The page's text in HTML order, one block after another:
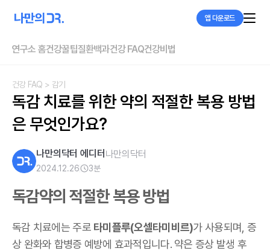
앱 다운로드
연구소 홈건강꿀팁질환백과건강 FAQ건강비법
건강 FAQ > 감기
독감 치료를 위한 약의 적절한 복용 방법
은 무엇인가요?
나만의닥터 에디터 나만의닥터
2024.12.26 3분
독감약의 적절한 복용 방법
독감 치료에는 주로 타미플루(오셀타미비르)가 사용되며, 증
상 완화와 합병증 예방에 효과적입니다.약은 증상 발생 후